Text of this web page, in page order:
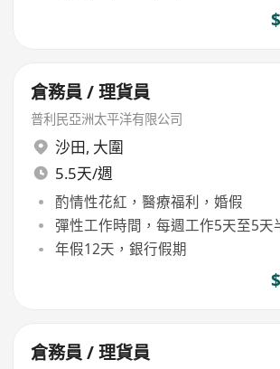
倉務員 / 理貨員
普利民亞洲太平洋有限公司
沙田, 大圍
5.5天/週
酌情性花紅，醫療福利，婚假
彈性工作時間，每週工作5天至5天
年假12天，銀行假期
倉務員 / 理貨員